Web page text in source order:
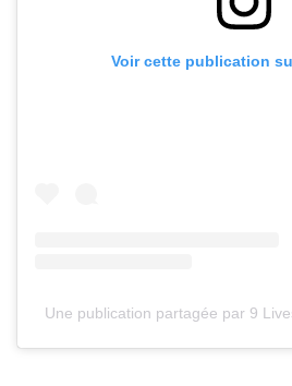
Voir cette publication
Une publication partagée par 9